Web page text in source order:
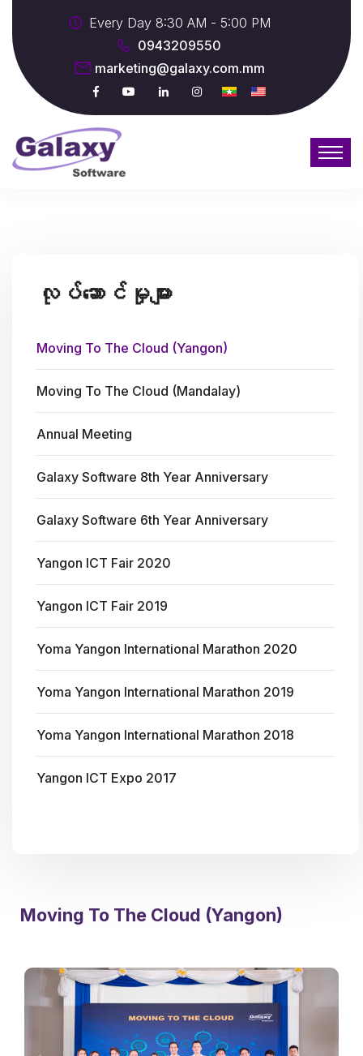
Every Day 8:30 AM - 5:00 PM
0943209550
marketing@galaxy.com.mm
လုပ်ဆောင်မှုများ
Moving To The Cloud (Yangon)
Moving To The Cloud (Mandalay)
Annual Meeting
Galaxy Software 8th Year Anniversary
Galaxy Software 6th Year Anniversary
Yangon ICT Fair 2020
Yangon ICT Fair 2019
Yoma Yangon International Marathon 2020
Yoma Yangon International Marathon 2019
Yoma Yangon International Marathon 2018
Yangon ICT Expo 2017
Moving To The Cloud (Yangon)